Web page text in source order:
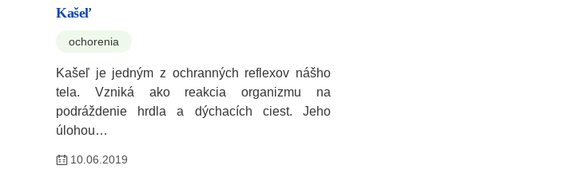
Kašeľ
ochorenia
Kašeľ je jedným z ochranných reflexov nášho
tela. Vzniká ako reakcia organizmu na
podráždenie hrdla a dýchacích ciest. Jeho
úlohou…
10.06.2019